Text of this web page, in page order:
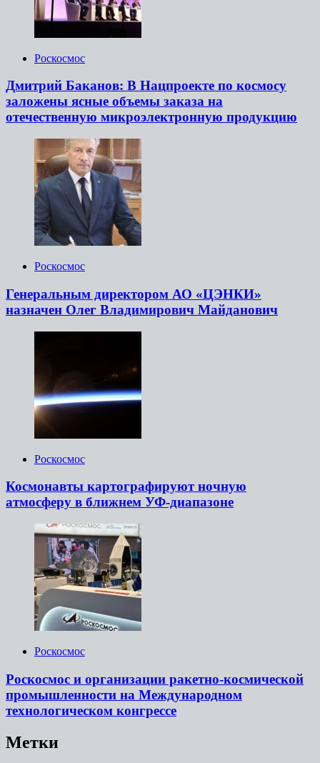
Роскосмос
Дмитрий Баканов: В Нацпроекте по космосу
заложены ясные объемы заказа на
отечественную микроэлектронную продукцию
Роскосмос
Генеральным директором АО «ЦЭНКИ»
назначен Олег Владимирович Майданович
Роскосмос
Космонавты картографируют ночную
атмосферу в ближнем УФ-диапазоне
Роскосмос
Роскосмос и организации ракетно-космической
промышленности на Международном
технологическом конгрессе
Метки